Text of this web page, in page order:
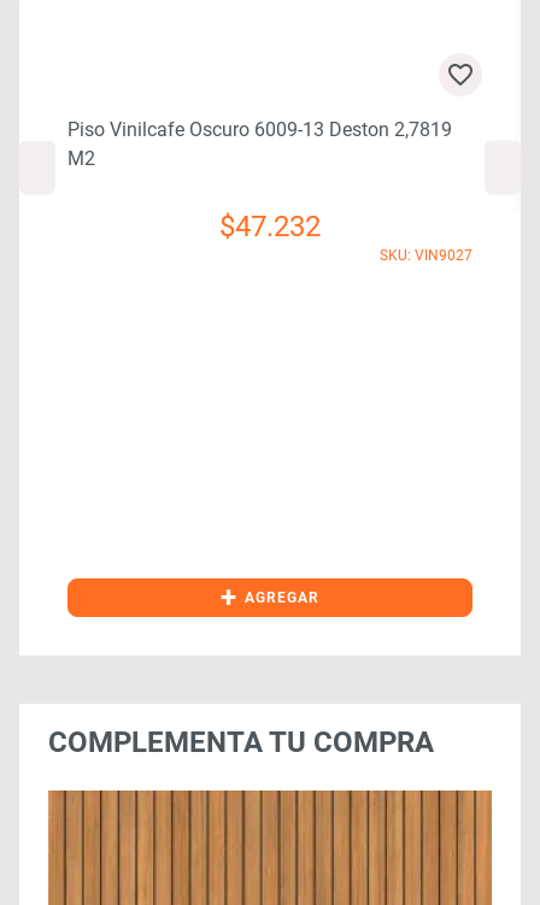
Piso Vinilcafe Oscuro 6009-13 Deston 2,7819
M2
$47.232
SKU: VIN9027
+ AGREGAR
COMPLEMENTA TU COMPRA